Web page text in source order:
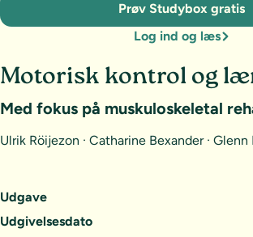
Udgave
Udgivelsesdato
Motorisk kontrol og
Med fokus på muskuloskeletal
Ulrik Röijezon · Catharine Bexander · Glenn
Prøv Studybox gratis
Log ind og læs